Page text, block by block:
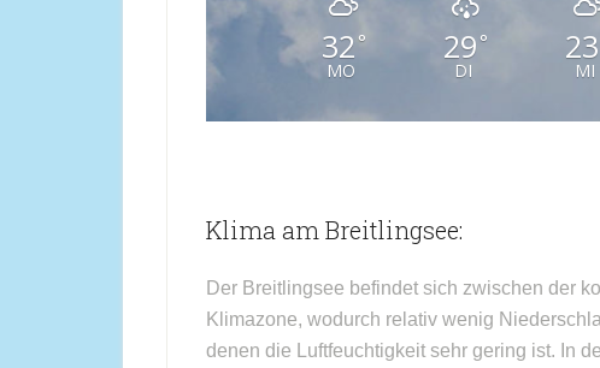
32 °
MO
29 °
DI
23
MI
Klima am Breitlingsee:
Der Breitlingsee befindet sich zwischen der
Klimazone, wodurch relativ wenig
denen die Luftfeuchtigkeit sehr gering ist. In